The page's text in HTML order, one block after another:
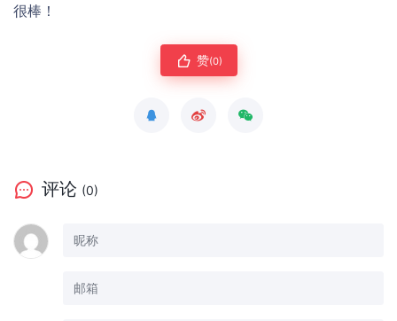
很棒！
赞(0)
评论 (0)